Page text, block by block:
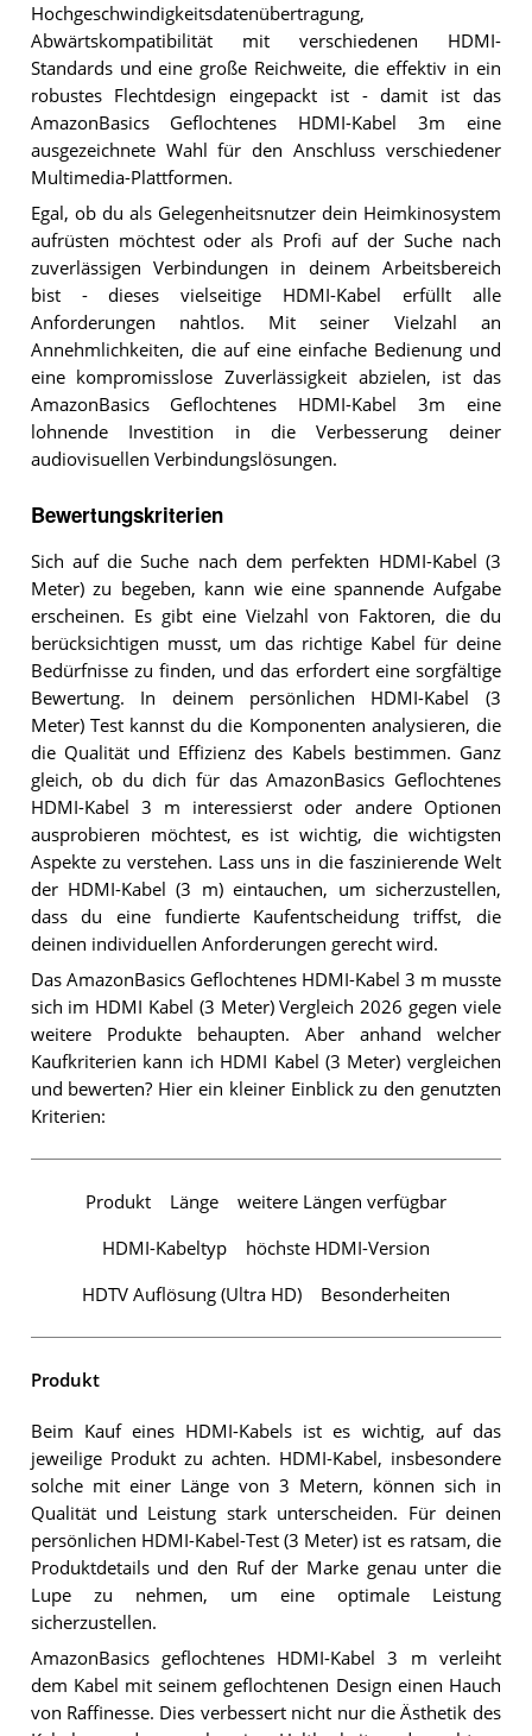
Hochgeschwindigkeitsdatenübertragung,
Abwärtskompatibilität mit verschiedenen HDMI-
Standards und eine große Reichweite, die effektiv in ein
robustes Flechtdesign eingepackt ist - damit ist das
AmazonBasics Geflochtenes HDMI-Kabel 3m eine
ausgezeichnete Wahl für den Anschluss verschiedener
Multimedia-Plattformen.
Egal, ob du als Gelegenheitsnutzer dein Heimkinosystem
aufrüsten möchtest oder als Profi auf der Suche nach
zuverlässigen Verbindungen in deinem Arbeitsbereich
bist - dieses vielseitige HDMI-Kabel erfüllt alle
Anforderungen nahtlos. Mit seiner Vielzahl an
Annehmlichkeiten, die auf eine einfache Bedienung und
eine kompromisslose Zuverlässigkeit abzielen, ist das
AmazonBasics Geflochtenes HDMI-Kabel 3m eine
lohnende Investition in die Verbesserung deiner
audiovisuellen Verbindungslösungen.
Bewertungskriterien
Sich auf die Suche nach dem perfekten HDMI-Kabel (3
Meter) zu begeben, kann wie eine spannende Aufgabe
erscheinen. Es gibt eine Vielzahl von Faktoren, die du
berücksichtigen musst, um das richtige Kabel für deine
Bedürfnisse zu finden, und das erfordert eine sorgfältige
Bewertung. In deinem persönlichen HDMI-Kabel (3
Meter) Test kannst du die Komponenten analysieren, die
die Qualität und Effizienz des Kabels bestimmen. Ganz
gleich, ob du dich für das AmazonBasics Geflochtenes
HDMI-Kabel 3 m interessierst oder andere Optionen
ausprobieren möchtest, es ist wichtig, die wichtigsten
Aspekte zu verstehen. Lass uns in die faszinierende Welt
der HDMI-Kabel (3 m) eintauchen, um sicherzustellen,
dass du eine fundierte Kaufentscheidung triffst, die
deinen individuellen Anforderungen gerecht wird.
Das AmazonBasics Geflochtenes HDMI-Kabel 3 m musste
sich im HDMI Kabel (3 Meter) Vergleich 2026 gegen viele
weitere Produkte behaupten. Aber anhand welcher
Kaufkriterien kann ich HDMI Kabel (3 Meter) vergleichen
und bewerten? Hier ein kleiner Einblick zu den genutzten
Kriterien:
Produkt Länge weitere Längen verfügbar
HDMI-Kabeltyp höchste HDMI-Version
HDTV Auflösung (Ultra HD) Besonderheiten
Produkt
Beim Kauf eines HDMI-Kabels ist es wichtig, auf das
jeweilige Produkt zu achten. HDMI-Kabel, insbesondere
solche mit einer Länge von 3 Metern, können sich in
Qualität und Leistung stark unterscheiden. Für deinen
persönlichen HDMI-Kabel-Test (3 Meter) ist es ratsam, die
Produktdetails und den Ruf der Marke genau unter die
Lupe zu nehmen, um eine optimale Leistung
sicherzustellen.
AmazonBasics geflochtenes HDMI-Kabel 3 m verleiht
dem Kabel mit seinem geflochtenen Design einen Hauch
von Raffinesse. Dies verbessert nicht nur die Ästhetik des